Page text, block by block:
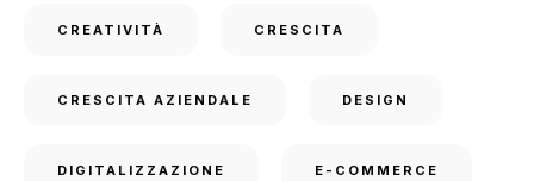
CREATIVITÀ CRESCITA
CRESCITA AZIENDALE DESIGN
DIGITALIZZAZIONE E-COMMERCE